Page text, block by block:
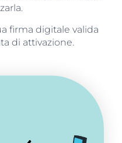
firma digitale valida
di attivazione.